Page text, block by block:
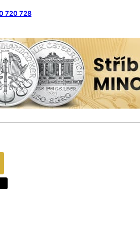
720 728